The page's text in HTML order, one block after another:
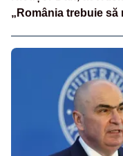
„România trebuie să